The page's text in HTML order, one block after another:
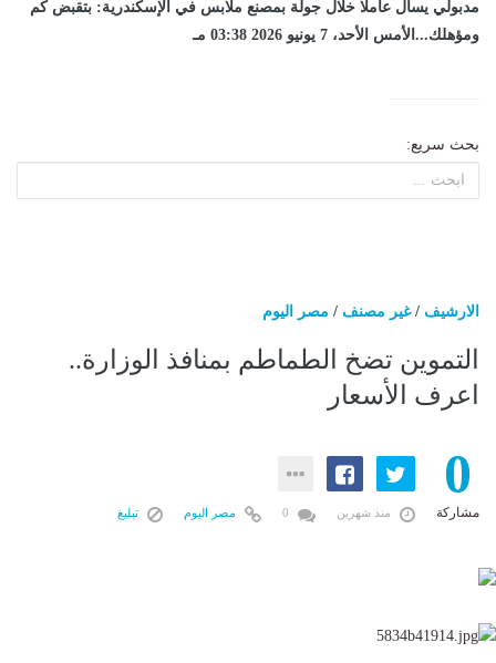
مدبولي يسأل عاملا خلال جولة بمصنع ملابس في الإسكندرية: بتقبض كم
ومؤهلك...الأمس الأحد، 7 يونيو 2026 03:38 مـ
بحث سريع:
الارشيف /غير مصنف / مصر اليوم
التموين تضخ الطماطم بمنافذ الوزارة..
اعرف الأسعار
0
مشاركة منذ شهرين مصر اليوم تبليغ